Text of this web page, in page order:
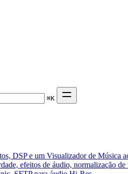
⌘K
DSP e um Visualizador de Música
efeitos de áudio, normalização